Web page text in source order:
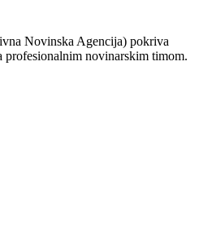
Novinska Agencija) pokriva
profesionalnim novinarskim timom.